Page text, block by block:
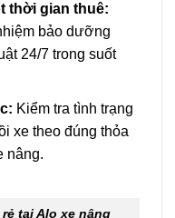
thời gian thuê:
bảo dưỡng
24/7 trong suốt
Kiểm tra tình trạng
xe theo đúng thỏa
nâng.
tại Alo xe nâng